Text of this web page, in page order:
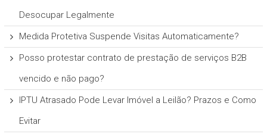
Desocupar Legalmente
Medida Protetiva Suspende Visitas Automaticamente?
Posso protestar contrato de prestação de serviços B2B
vencido e não pago?
IPTU Atrasado Pode Levar Imóvel a Leilão? Prazos e Como
Evitar